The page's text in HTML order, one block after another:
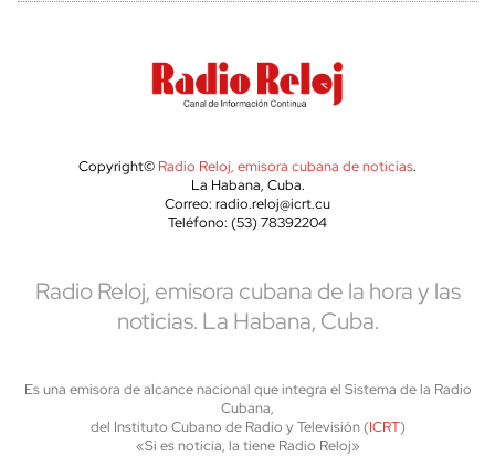
Copyright© Radio Reloj, emisora cubana de noticias.
La Habana, Cuba.
Correo: radio.reloj@icrt.cu
Teléfono: (53) 78392204
Radio Reloj, emisora cubana de la hora y las
noticias. La Habana, Cuba.
Es una emisora de alcance nacional que integra el Sistema de la Radio
Cubana,
del Instituto Cubano de Radio y Televisión (ICRT)
«Si es noticia, la tiene Radio Reloj»